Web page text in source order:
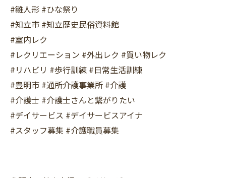
#雛人形 #ひな祭り
#知立市 #知立歴史民俗資料館
#室内レク
#レクリエーション #外出レク #買い物レク
#リハビリ #歩行訓練 #日常生活訓練
#豊明市 #通所介護事業所 #介護
#介護士 #介護士さんと繋がりたい
#デイサービス #デイサービスアイナ
#スタッフ募集 #介護職員募集